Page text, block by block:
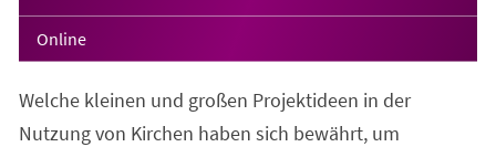
Online
Welche kleinen und großen Projektideen in der
Nutzung von Kirchen haben sich bewährt, um